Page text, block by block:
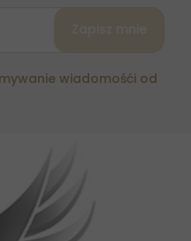
wiadomośći od